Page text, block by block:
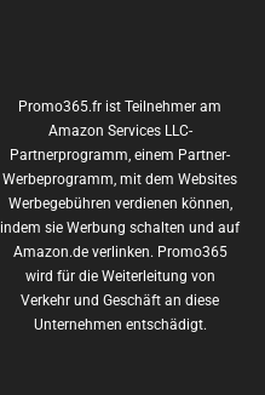
Promo365.fr ist Teilnehmer am
Amazon Services LLC-
Partnerprogramm, einem Partner-
Werbeprogramm, mit dem Websites
Werbegebühren verdienen können,
indem sie Werbung schalten und auf
Amazon.de verlinken. Promo365
wird für die Weiterleitung von
Verkehr und Geschäft an diese
Unternehmen entschädigt.